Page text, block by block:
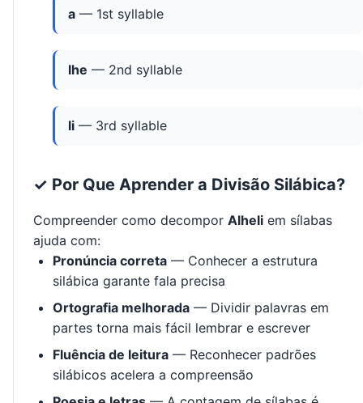
a — 1st syllable
lhe — 2nd syllable
li — 3rd syllable
✓ Por Que Aprender a Divisão Silábica?
Compreender como decompor Alheli em sílabas
ajuda com:
Pronúncia correta — Conhecer a estrutura
silábica garante fala precisa
Ortografia melhorada — Dividir palavras em
partes torna mais fácil lembrar e escrever
Fluência de leitura — Reconhecer padrões
silábicos acelera a compreensão